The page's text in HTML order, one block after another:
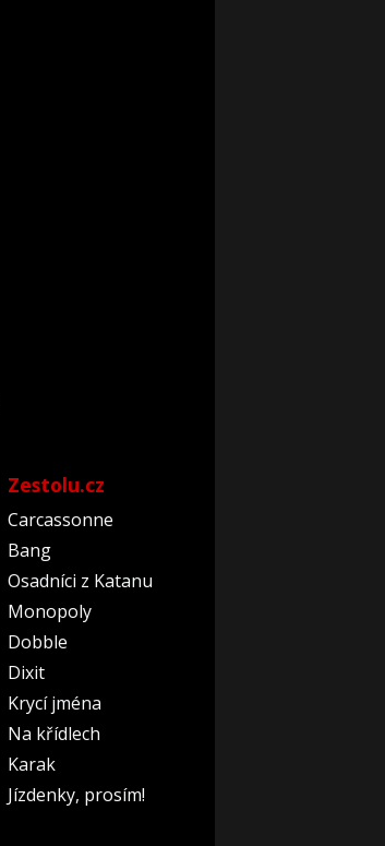
Zestolu.cz
Carcassonne
Bang
Osadníci z Katanu
Monopoly
Dobble
Dixit
Krycí jména
Na křídlech
Karak
Jízdenky, prosím!